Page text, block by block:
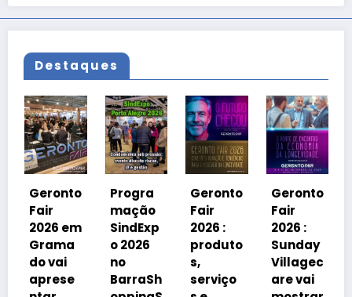
Destaques
Progra
SindExp
o 2026
no
BarraSh
Geronto
Fair
2026 :
produto
serviço
Geronto
2026 :
Sunday
are vai
Geronto
Fair
2026 em
do
debater
á
avanço
imobiliá